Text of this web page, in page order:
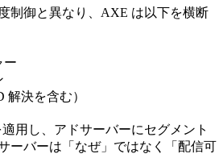
制御と異なり、AXE は以下を横断
ー
解決を含む）
用し、アドサーバーにセグメント
ーバーは「なぜ」ではなく「配信可